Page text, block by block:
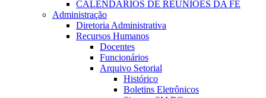
CALENDÁRIOS DE REUNIÕES DA FE
Administração
Diretoria Administrativa
Recursos Humanos
Docentes
Funcionários
Arquivo Setorial
Histórico
Boletins Eletrônicos